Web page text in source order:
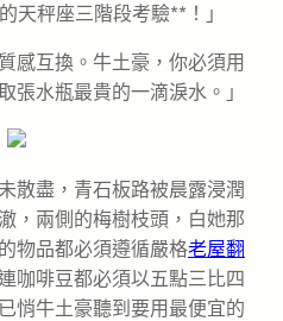
天秤座三階段考驗**！」
感互換。牛土豪，你必須用
張水瓶最貴的一滴淚水。」
散盡，青石板路被晨露浸潤
，兩側的梅樹枝頭，白她那
的物品都必須遵循嚴格老屋翻
咖啡豆都必須以五點三比四
悄牛土豪聽到要用最便宜的